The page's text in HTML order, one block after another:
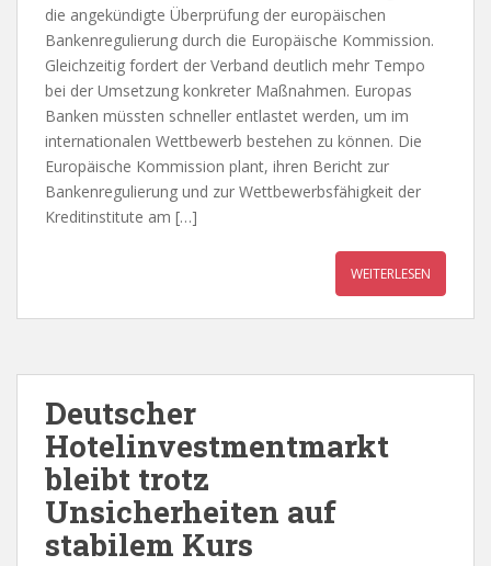
die angekündigte Überprüfung der europäischen
Bankenregulierung durch die Europäische Kommission.
Gleichzeitig fordert der Verband deutlich mehr Tempo
bei der Umsetzung konkreter Maßnahmen. Europas
Banken müssten schneller entlastet werden, um im
internationalen Wettbewerb bestehen zu können. Die
Europäische Kommission plant, ihren Bericht zur
Bankenregulierung und zur Wettbewerbsfähigkeit der
Kreditinstitute am […]
WEITERLESEN
Deutscher
Hotelinvestmentmarkt
bleibt trotz
Unsicherheiten auf
stabilem Kurs